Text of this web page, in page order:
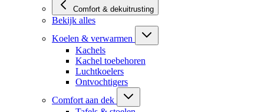
Comfort & dekuitrusting
Bekijk alles
Koelen & verwarmen
Kachels
Kachel toebehoren
Luchtkoelers
Ontvochtigers
Comfort aan dek